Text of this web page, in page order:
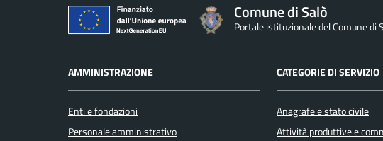
Comune di Salò
Portale istituzionale del Comune di
AMMINISTRAZIONE
Enti e fondazioni
Personale amministrativo
CATEGORIE DI SERVIZIO
Anagrafe e stato civile
Attività produttive e